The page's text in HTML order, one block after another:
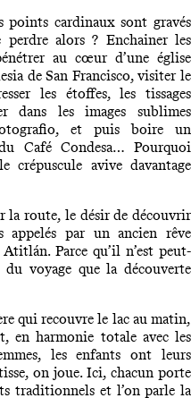
points cardinaux sont gravés
alors ? Enchainer les
au cœur d’une église
de San Francisco, visiter le
les étoffes, les tissages
dans les images sublimes
et puis boire un
Café Condesa… Pourquoi
avive davantage
la route, le désir de découvrir
appelés par un ancien rêve
Parce qu’il n’est peut-
voyage que la découverte
qui recouvre le lac au matin,
en harmonie totale avec les
les enfants ont leurs
on joue. Ici, chacun porte
traditionnels et l’on parle la